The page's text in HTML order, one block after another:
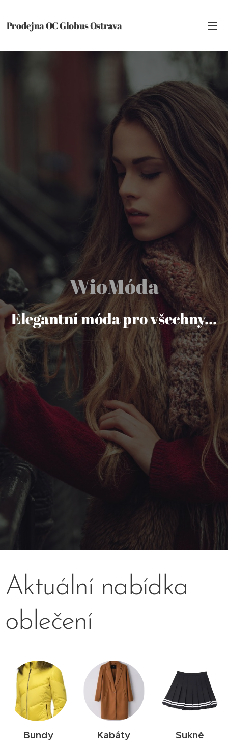
Prodejna OC Globus Ostrava
WioMóda
Elegantní móda pro všechny...
Aktuální nabídka
oblečení
Bundy Kabáty Sukně